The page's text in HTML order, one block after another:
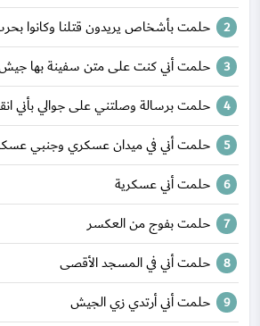
حلمت بأشخاص يريدون قتلنا وكانوا
حلمت أني كنت على متن سفينة بها جيش
حلمت برسالة وصلتني على جوالي بأني
‏حلمت أني في ميدان عسكري وجنبي عسكر
حلمت أني عسكرية
حلمت بفوج من العكسر
حلمت أني في المسجد الأقصى
حلمت أني أرتدي زي الجيش